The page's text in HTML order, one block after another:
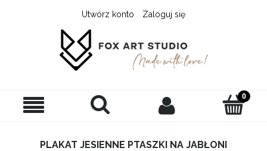
Utwórz konto Zaloguj się
PLAKAT JESIENNE PTASZKI NA JABŁONI